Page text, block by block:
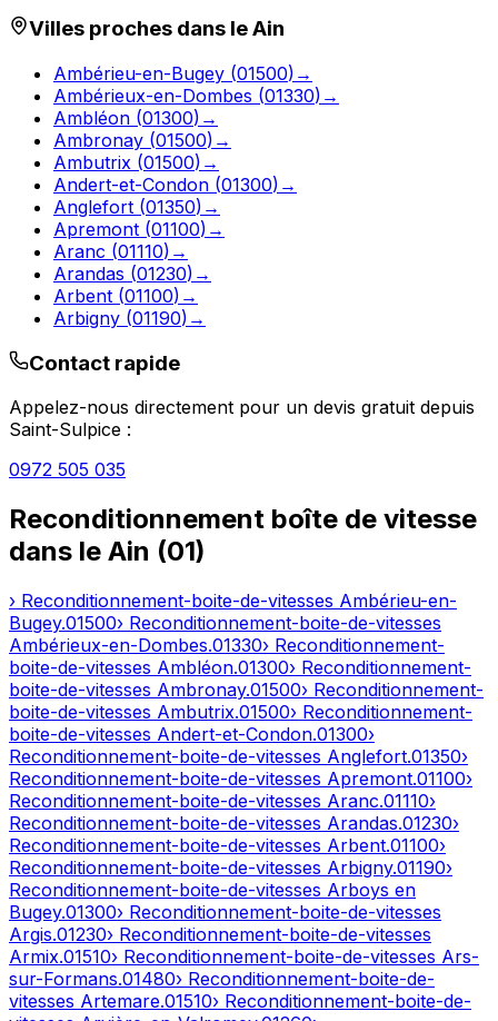
Villes proches dans leAin
Ambérieu-en-Bugey (01500) →
Ambérieux-en-Dombes (01330) →
Ambléon (01300) →
Ambronay (01500) →
Ambutrix (01500) →
Andert-et-Condon (01300) →
Anglefort (01350) →
Apremont (01100) →
Aranc (01110) →
Arandas (01230) →
Arbent (01100) →
Arbigny (01190) →
Contact rapide
Appelez-nous directement pour un devis gratuit depuis
Saint-Sulpice :
0972 505 035
Reconditionnement boîte de vitesse
dans le Ain (01)
› Reconditionnement-boite-de-vitesses Ambérieu-en-
Bugey.01500› Reconditionnement-boite-de-vitesses
Ambérieux-en-Dombes.01330› Reconditionnement-
boite-de-vitesses Ambléon.01300› Reconditionnement-
boite-de-vitesses Ambronay.01500› Reconditionnement-
boite-de-vitesses Ambutrix.01500› Reconditionnement-
boite-de-vitesses Andert-et-Condon.01300›
Reconditionnement-boite-de-vitesses Anglefort.01350›
Reconditionnement-boite-de-vitesses Apremont.01100›
Reconditionnement-boite-de-vitesses Aranc.01110›
Reconditionnement-boite-de-vitesses Arandas.01230›
Reconditionnement-boite-de-vitesses Arbent.01100›
Reconditionnement-boite-de-vitesses Arbigny.01190›
Reconditionnement-boite-de-vitesses Arboys en
Bugey.01300› Reconditionnement-boite-de-vitesses
Argis.01230› Reconditionnement-boite-de-vitesses
Armix.01510› Reconditionnement-boite-de-vitesses Ars-
sur-Formans.01480› Reconditionnement-boite-de-
vitesses Artemare.01510› Reconditionnement-boite-de-